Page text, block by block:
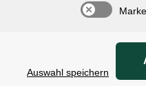
EPS In-Mould
Auswahl speichern